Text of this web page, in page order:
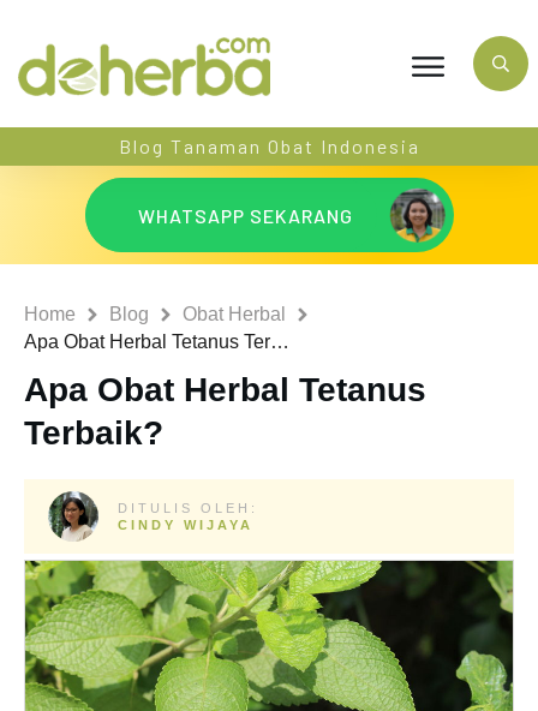
Blog Tanaman Obat Indonesia
WHATSAPP SEKARANG
Home Blog
Obat Herbal
Apa Obat Herbal Tetanus Terbaik?
Apa Obat Herbal Tetanus
Terbaik?
DITULIS OLEH:
CINDY WIJAYA